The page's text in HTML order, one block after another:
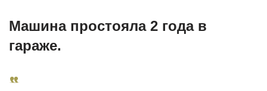
Машина простояла 2 года в
гараже.